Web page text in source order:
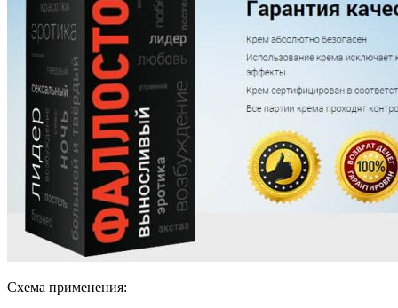
Схема применения: